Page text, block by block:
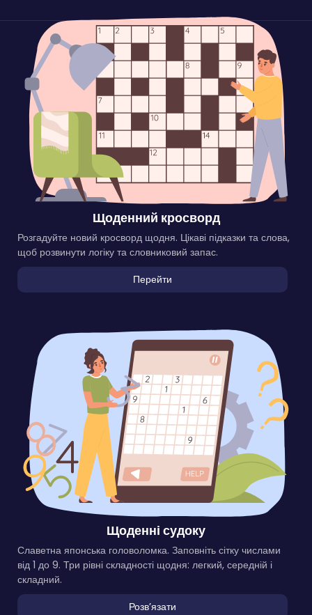
Щоденний кросворд
Розгадуйте новий кросворд щодня. Цікаві підказки та слова,
щоб розвинути логіку та словниковий запас.
Перейти
Щоденні судоку
Славетна японська головоломка. Заповніть сітку числами
від 1 до 9. Три рівні складності щодня: легкий, середній і
складний.
Розвʼязати